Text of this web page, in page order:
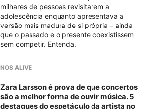
milhares de pessoas revisitarem a
adolescência enquanto apresentava a
versão mais madura de si própria – ainda
que o passado e o presente coexistissem
sem competir. Entenda.
NOS ALIVE
Zara Larsson é prova de que concertos
são a melhor forma de ouvir música. 5
destaques do espetáculo da artista no